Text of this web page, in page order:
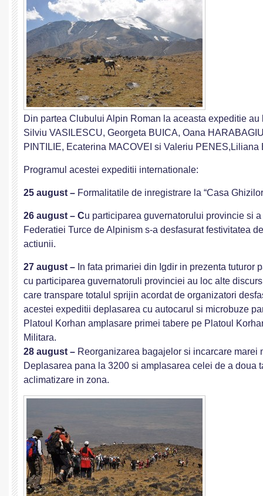
Din partea Clubului Alpin Roman la aceasta expeditie au
Silviu VASILESCU, Georgeta BUICA, Oana
PINTILIE, Ecaterina MACOVEI si Valeriu PENES,Liliana
Programul acestei expeditii internationale:
25 august – Formalitatile de inregistrare la “Casa
26 august – Cu participarea guvernatorului provincie si
Federatiei Turce de Alpinism s-a desfasurat festivitatea
actiunii.
27 august – In fata primariei din Igdir in prezenta tuturor
cu participarea guvernatoruli provinciei au loc alte
care transpare totalul sprijin acordat de organizatori
acestei expeditii deplasarea cu autocarul si microbuze
Platoul Korhan amplasare primei tabere pe Platoul
Militara.
28 august – Reorganizarea bagajelor si incarcare marei
Deplasarea pana la 3200 si amplasarea celei de a doua
aclimatizare in zona.